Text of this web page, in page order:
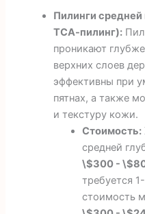
Пилинги
ТСА-пилинг):
проникают
верхних слоев
эффективны при
пятнах, а также
и текстуру кожи.
Стоимость:
средней
\$300 -
требуется
стоимость